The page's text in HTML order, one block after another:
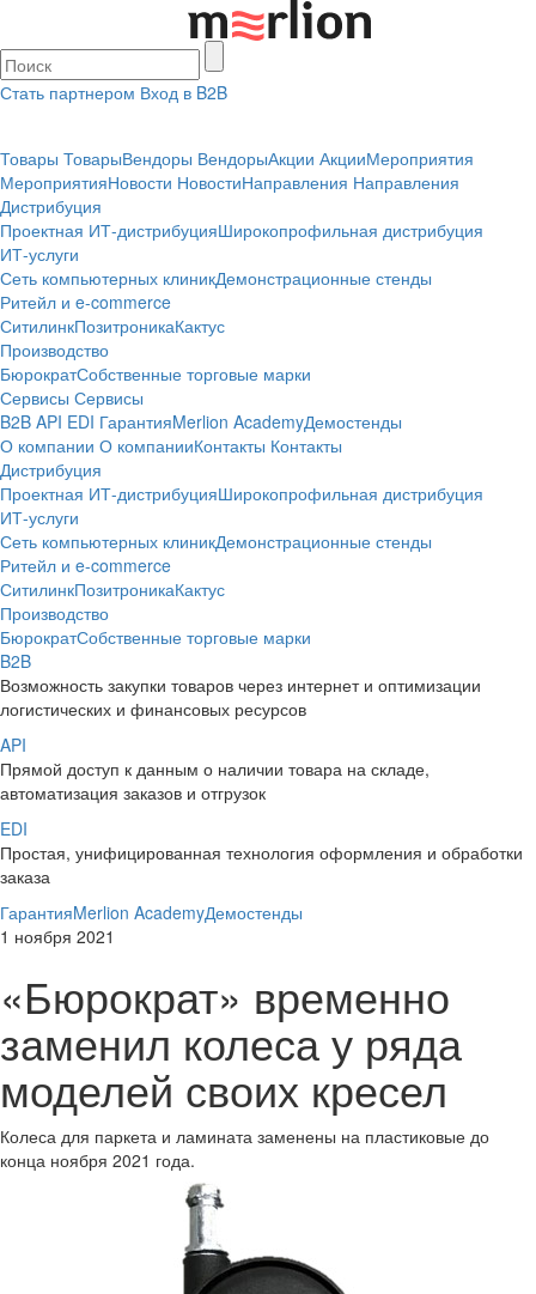
Стать партнером Вход в B2B
Товары ТоварыВендоры ВендорыАкции АкцииМероприятия
МероприятияНовости НовостиНаправления Направления
Дистрибуция
Проектная ИТ-дистрибуцияШирокопрофильная дистрибуция
ИТ-услуги
Сеть компьютерных клиникДемонстрационные стенды
Ритейл и e-commerce
СитилинкПозитроникаКактус
Производство
БюрократСобственные торговые марки
Сервисы Сервисы
B2B API EDI ГарантияMerlion AcademyДемостенды
О компании О компанииКонтакты Контакты
Дистрибуция
Проектная ИТ-дистрибуцияШирокопрофильная дистрибуция
ИТ-услуги
Сеть компьютерных клиникДемонстрационные стенды
Ритейл и e-commerce
СитилинкПозитроникаКактус
Производство
БюрократСобственные торговые марки
B2B
Возможность закупки товаров через интернет и оптимизации
логистических и финансовых ресурсов
API
Прямой доступ к данным о наличии товара на складе,
автоматизация заказов и отгрузок
EDI
Простая, унифицированная технология оформления и обработки
заказа
ГарантияMerlion AcademyДемостенды
1 ноября 2021
«Бюрократ» временно
заменил колеса у ряда
моделей своих кресел
Колеса для паркета и ламината заменены на пластиковые до
конца ноября 2021 года.